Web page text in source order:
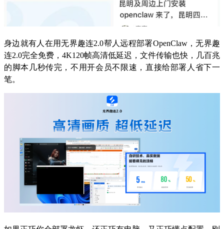
身边就有人在用无界趣连2.0帮人远程部署OpenClaw，无界趣
连2.0完全免费，4K120帧高清低延迟，文件传输也快，几百兆
的脚本几秒传完，不用开会员不限速，直接给部署人省下一
笔。